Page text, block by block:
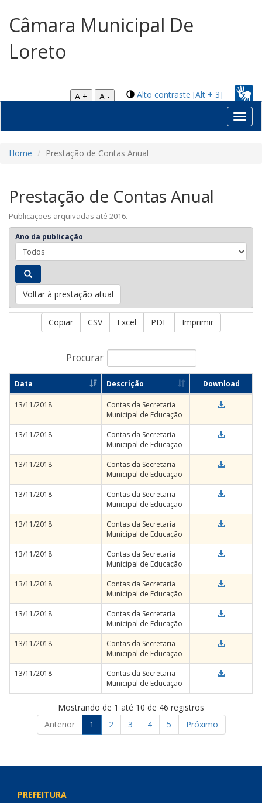
Câmara Municipal De
Loreto
Alto contraste [Alt + 3]
A +
A -
Home Prestação de Contas Anual
Prestação de Contas Anual
Publicações arquivadas até 2016.
Ano da publicação
Voltar à prestação atual
Copiar CSV Excel PDF Imprimir
Procurar
Data Descrição Download
13/11/2018
Contas da Secretaria
Municipal de Educação
13/11/2018
Contas da Secretaria
Municipal de Educação
13/11/2018
Contas da Secretaria
Municipal de Educação
13/11/2018
Contas da Secretaria
Municipal de Educação
13/11/2018
Contas da Secretaria
Municipal de Educação
13/11/2018
Contas da Secretaria
Municipal de Educação
13/11/2018
Contas da Secretaria
Municipal de Educação
13/11/2018
Contas da Secretaria
Municipal de Educação
13/11/2018
Contas da Secretaria
Municipal de Educação
13/11/2018
Contas da Secretaria
Municipal de Educação
Mostrando de 1 até 10 de 46 registros
Anterior
1 2 3 4 5 Próximo
PREFEITURA